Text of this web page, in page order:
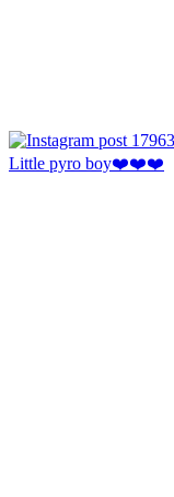
Little pyro boy❤️❤️❤️